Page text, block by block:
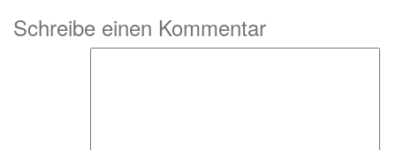
Schreibe einen Kommentar